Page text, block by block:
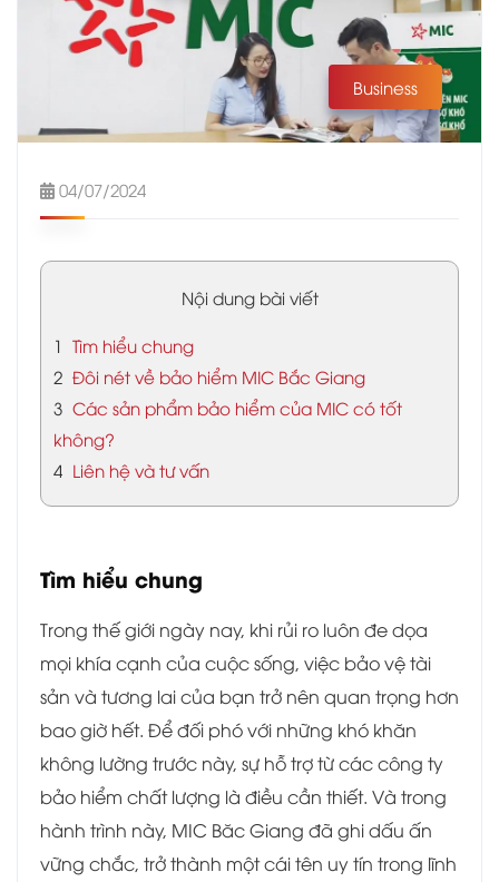
Business
04/07/2024
Nội dung bài viết
1 Tìm hiểu chung
2 Đôi nét về bảo hiểm MIC Bắc Giang
3 Các sản phẩm bảo hiểm của MIC có tốt
không?
4 Liên hệ và tư vấn
Tìm hiểu chung
Trong thế giới ngày nay, khi rủi ro luôn đe dọa
mọi khía cạnh của cuộc sống, việc bảo vệ tài
sản và tương lai của bạn trở nên quan trọng hơn
bao giờ hết. Để đối phó với những khó khăn
không lường trước này, sự hỗ trợ từ các công ty
bảo hiểm chất lượng là điều cần thiết. Và trong
hành trình này, MIC Băc Giang đã ghi dấu ấn
vững chắc, trở thành một cái tên uy tín trong lĩnh